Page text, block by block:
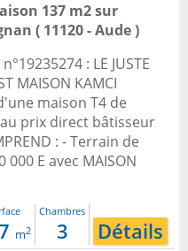
137 m2sur
( 11120 - Aude )
: LE JUSTE
MAISON KAMCI
maison T4 de
au prix direct bâtisseur
: - Terrain de
000 E avec MAISON
m2
Chambres
3 Détails